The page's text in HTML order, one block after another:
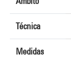
Técnica
Medidas